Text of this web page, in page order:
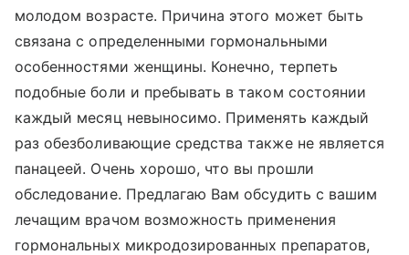
молодом возрасте. Причина этого может быть
связана с определенными гормональными
особенностями женщины. Конечно, терпеть
подобные боли и пребывать в таком состоянии
каждый месяц невыносимо. Применять каждый
раз обезболивающие средства также не является
панацеей. Очень хорошо, что вы прошли
обследование. Предлагаю Вам обсудить с вашим
лечащим врачом возможность применения
гормональных микродозированных препаратов,